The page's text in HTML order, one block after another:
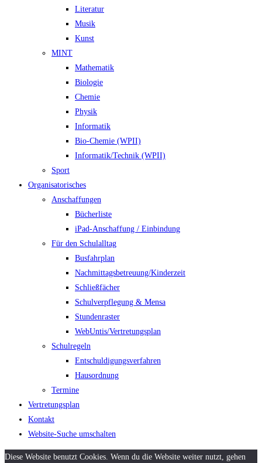
Literatur
Musik
Kunst
MINT
Mathematik
Biologie
Chemie
Physik
Informatik
Bio-Chemie (WPII)
Informatik/Technik (WPII)
Sport
Organisatorisches
Anschaffungen
Bücherliste
iPad-Anschaffung / Einbindung
Für den Schulalltag
Busfahrplan
Nachmittagsbetreuung/Kinderzeit
Schließfächer
Schulverpflegung & Mensa
Stundenraster
WebUntis/Vertretungsplan
Schulregeln
Entschuldigungsverfahren
Hausordnung
Termine
Vertretungsplan
Kontakt
Website-Suche umschalten
Diese Website benutzt Cookies. Wenn du die Website weiter nutzt, gehen